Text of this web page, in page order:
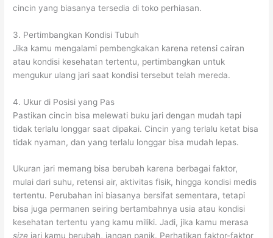
cincin yang biasanya tersedia di toko perhiasan.
3. Pertimbangkan Kondisi Tubuh
Jika kamu mengalami pembengkakan karena retensi cairan
atau kondisi kesehatan tertentu, pertimbangkan untuk
mengukur ulang jari saat kondisi tersebut telah mereda.
4. Ukur di Posisi yang Pas
Pastikan cincin bisa melewati buku jari dengan mudah tapi
tidak terlalu longgar saat dipakai. Cincin yang terlalu ketat bisa
tidak nyaman, dan yang terlalu longgar bisa mudah lepas.
Ukuran jari memang bisa berubah karena berbagai faktor,
mulai dari suhu, retensi air, aktivitas fisik, hingga kondisi medis
tertentu. Perubahan ini biasanya bersifat sementara, tetapi
bisa juga permanen seiring bertambahnya usia atau kondisi
kesehatan tertentu yang kamu miliki. Jadi, jika kamu merasa
size jari kamu berubah, jangan panik. Perhatikan faktor-faktor